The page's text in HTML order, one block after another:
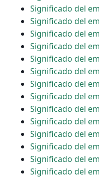
Significado del
Significado del
Significado del
Significado del
Significado del
Significado del
Significado del
Significado del
Significado del
Significado del
Significado del
Significado del
Significado del
Significado del